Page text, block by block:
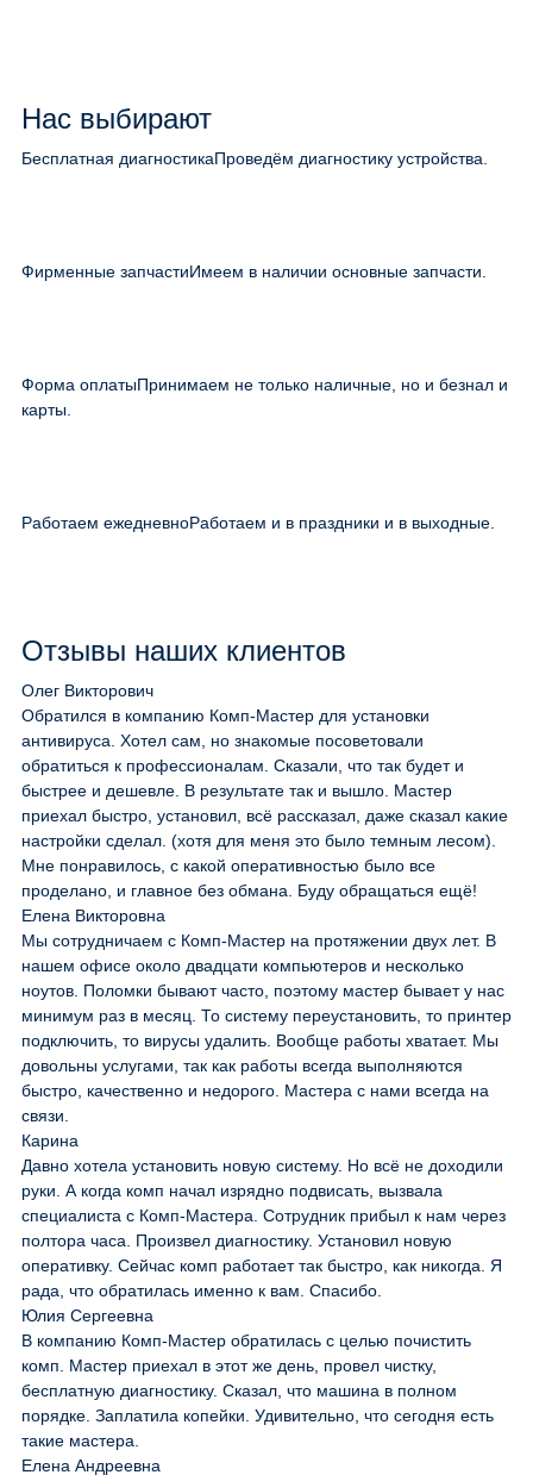
Нас выбирают
Бесплатная диагностикаПроведём диагностику устройства.
Фирменные запчастиИмеем в наличии основные запчасти.
Форма оплатыПринимаем не только наличные, но и безнал и
карты.
Работаем ежедневноРаботаем и в праздники и в выходные.
Отзывы наших клиентов
Олег Викторович
Обратился в компанию Комп-Мастер для установки
антивируса. Хотел сам, но знакомые посоветовали
обратиться к профессионалам. Сказали, что так будет и
быстрее и дешевле. В результате так и вышло. Мастер
приехал быстро, установил, всё рассказал, даже сказал какие
настройки сделал. (хотя для меня это было темным лесом).
Мне понравилось, с какой оперативностью было все
проделано, и главное без обмана. Буду обращаться ещё!
Елена Викторовна
Мы сотрудничаем с Комп-Мастер на протяжении двух лет. В
нашем офисе около двадцати компьютеров и несколько
ноутов. Поломки бывают часто, поэтому мастер бывает у нас
минимум раз в месяц. То систему переустановить, то принтер
подключить, то вирусы удалить. Вообще работы хватает. Мы
довольны услугами, так как работы всегда выполняются
быстро, качественно и недорого. Мастера с нами всегда на
связи.
Карина
Давно хотела установить новую систему. Но всё не доходили
руки. А когда комп начал изрядно подвисать, вызвала
специалиста с Комп-Мастера. Сотрудник прибыл к нам через
полтора часа. Произвел диагностику. Установил новую
оперативку. Сейчас комп работает так быстро, как никогда. Я
рада, что обратилась именно к вам. Спасибо.
Юлия Сергеевна
В компанию Комп-Мастер обратилась с целью почистить
комп. Мастер приехал в этот же день, провел чистку,
бесплатную диагностику. Сказал, что машина в полном
порядке. Заплатила копейки. Удивительно, что сегодня есть
такие мастера.
Елена Андреевна